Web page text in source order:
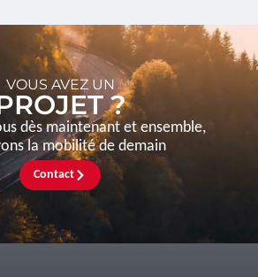
VOUS AVEZ UN
?
dès maintenant et ensemble,
la mobilité de demain
Contact